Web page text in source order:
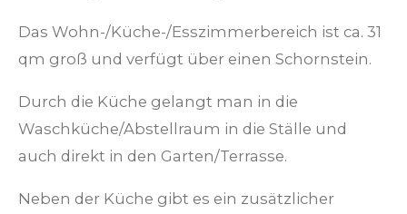
Das Wohn-/Küche-/Esszimmerbereich ist ca. 31
qm groß und verfügt über einen Schornstein.
Durch die Küche gelangt man in die
Waschküche/Abstellraum in die Ställe und
auch direkt in den Garten/Terrasse.
Neben der Küche gibt es ein zusätzlicher